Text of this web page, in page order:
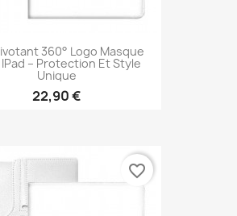
360° Logo Masque
– Protection Et Style
Unique
22,90 €
favorite_border